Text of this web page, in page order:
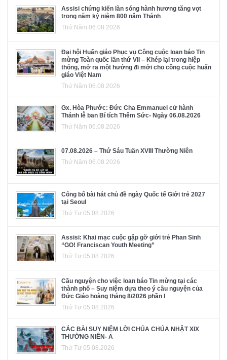
Assisi chứng kiến làn sóng hành hương tăng vọt
trong năm kỷ niệm 800 năm Thánh
Thứ Năm 06.08.2026
Đại hội Huấn giáo Phục vụ Công cuộc loan báo Tin
mừng Toàn quốc lần thứ VII – Khép lại trong hiệp
thông, mở ra một hướng đi mới cho công cuộc huấn
giáo Việt Nam
Thứ Năm 06.08.2026
Gx. Hòa Phước: Đức Cha Emmanuel cử hành
Thánh lễ ban Bí tích Thêm Sức- Ngày 06.08.2026
Thứ Năm 06.08.2026
07.08.2026 – Thứ Sáu Tuần XVIII Thường Niên
Thứ Năm 06.08.2026
Công bố bài hát chủ đề ngày Quốc tế Giới trẻ 2027
tại Seoul
Thứ Tư 05.08.2026
Assisi: Khai mạc cuộc gặp gỡ giới trẻ Phan Sinh
“GO! Franciscan Youth Meeting”
Thứ Tư 05.08.2026
Cầu nguyện cho việc loan báo Tin mừng tại các
thành phố – Suy niệm dựa theo ý cầu nguyện của
Đức Giáo hoàng tháng 8/2026 phần I
Thứ Tư 05.08.2026
CÁC BÀI SUY NIỆM LỜI CHÚA CHÚA NHẬT XIX
THƯỜNG NIÊN- A
Thứ Tư 05.08.2026